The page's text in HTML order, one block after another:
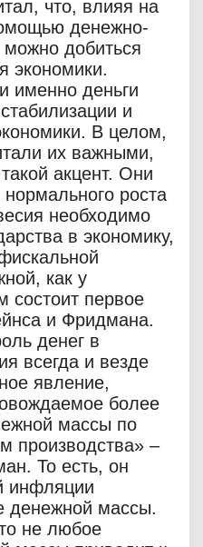
что, влияя на
денежно-
можно добиться
экономики.
именно деньги
и
В целом,
их важными,
акцент. Они
роста
необходимо
в экономику,
как у
состоит первое
и Фридмана.
денег в
всегда и везде
явление,
более
массы по
производства» –
То есть, он
инфляции
денежной массы.
не любое